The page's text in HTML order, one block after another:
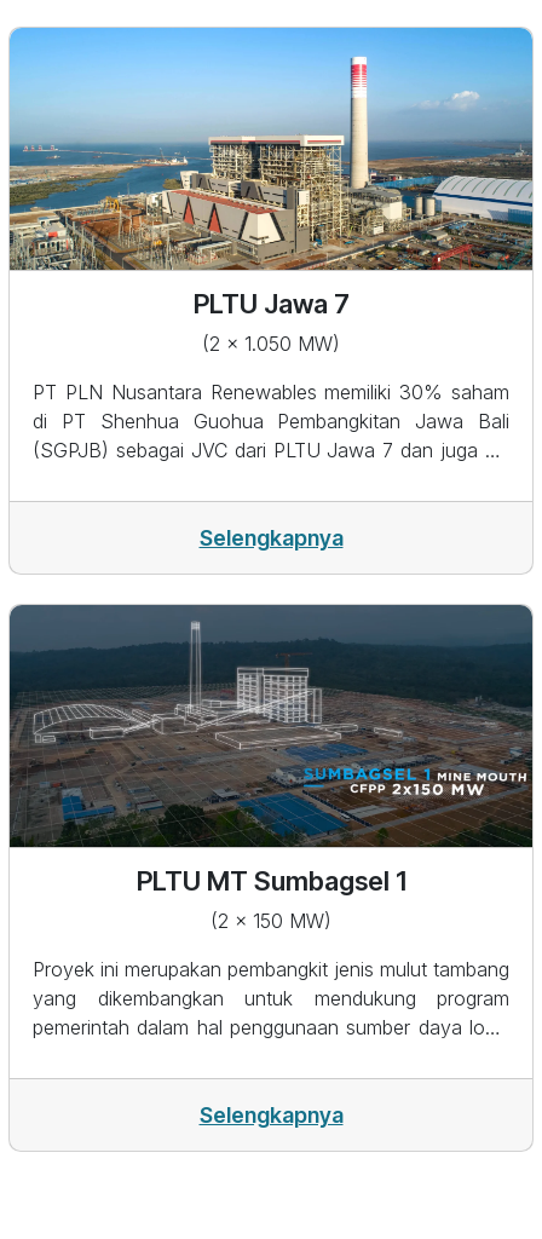
sedang 40 MW sisanya dibangun oleh PT Nusantara
Sembcorp Solar Energi (NSSE)—Joint Venture
Company milik PLN Nusantara Renewables dan
SembCorp Utilities Pte. Ltd.&nbsp; Pembangkit yang
didirikan pada titik dengan tingkat iradiasi tertinggi di
Kawasan IKN ini diproyeksikan dapat memproduksi
92,8 GWh energi hijau. Terletak sejauh 5 kilometer
kelistrikan di IKN yang mampu mengurangi 104.864
ton emisi CO2 setiap tahunnya.&nbsp;&nbsp;
PLTU Jawa 7
(2 x 1.050 MW)
PT PLN Nusantara Renewables memiliki 30% saham
di PT Shenhua Guohua Pembangkitan Jawa Bali
(SGPJB) sebagai JVC dari PLTU Jawa 7 dan juga 30
Bali sebagai JVS dari Perusahaan Operasi dan
Pemeliharaan untuk PLTU Jawa 7. PLTU Jawa 7
teknologi boiler Ultra Super Critical&nbsp; dengan
batu bara kalori rendah sebesar 4,000 – 4,600
kkal/kg AR dan juga tarif yang kompetitif sebesar
4,2122 sen USD/kWh.
Selengkapnya
PLTU MT Sumbagsel 1
(2 x 150 MW)
Proyek ini merupakan pembangkit jenis mulut tambang
yang dikembangkan untuk mendukung program
pemerintah dalam hal penggunaan sumber daya lokal
Selatan. Proyek ini ditargetkan untuk bisa beroperasi
secara komersial pada tahun 2026.
Selengkapnya